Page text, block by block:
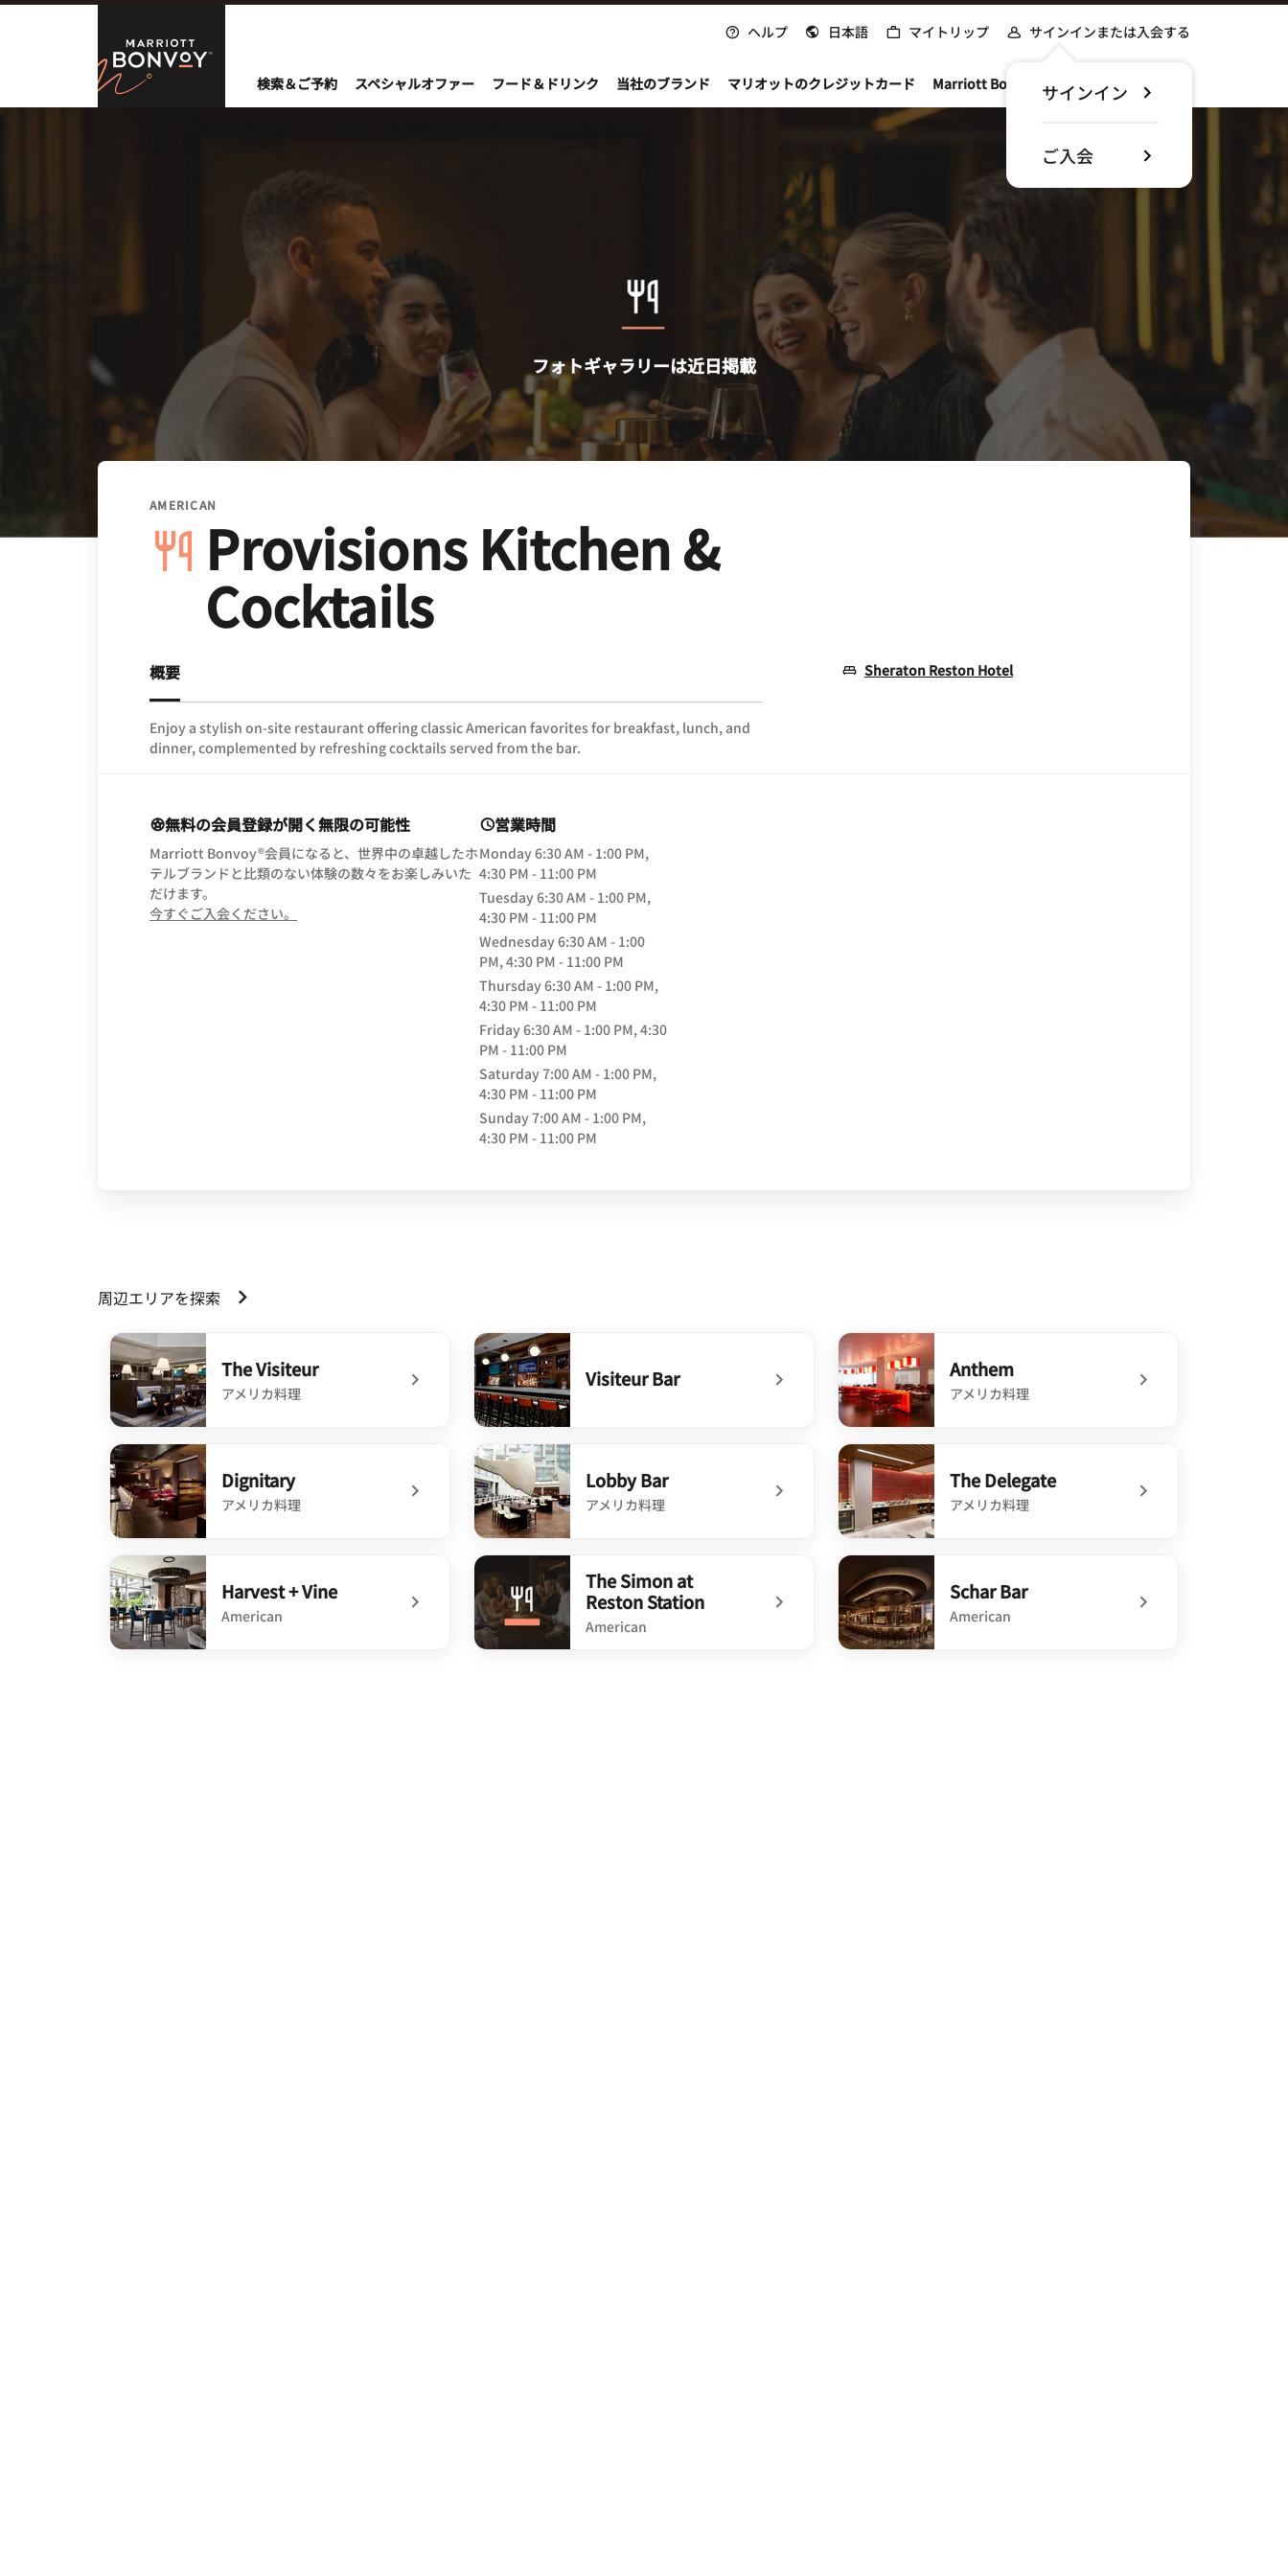
Skip to Content
Marriott Bonvoy
ヘルプ 日本語 マイトリップ サインインまたは入会する
サインイン
ご入会
検索＆ご予約 スペシャルオファー フード＆ドリンク 当社のブランド マリオットのクレジットカード Marriott Bonvoyについて
フォトギャラリーは近日掲載
AMERICAN
Provisions Kitchen &
Cocktails
概要
Enjoy a stylish on‑site restaurant offering classic American favorites for breakfast, lunch, and
dinner, complemented by refreshing cocktails served from the bar.
Sheraton Reston HotelOpens In New Window
無料の会員登録が開く無限の可能性
Marriott Bonvoy®会員になると、世界中の卓越したホ
テルブランドと比類のない体験の数々をお楽しみいた
だけます。
今すぐご入会ください。
営業時間
Monday6:30 AM - 1:00 PM,
4:30 PM - 11:00 PM
Tuesday6:30 AM - 1:00 PM,
4:30 PM - 11:00 PM
Wednesday6:30 AM - 1:00
PM, 4:30 PM - 11:00 PM
Thursday6:30 AM - 1:00 PM,
4:30 PM - 11:00 PM
Friday6:30 AM - 1:00 PM, 4:30
PM - 11:00 PM
Saturday7:00 AM - 1:00 PM,
4:30 PM - 11:00 PM
Sunday7:00 AM - 1:00 PM,
4:30 PM - 11:00 PM
周辺エリアを探索
The Visiteur
アメリカ料理
undefined The Visiteur
Visiteur Bar
undefined Visiteur Bar
Anthem
アメリカ料理
undefined Anthem
Dignitary
アメリカ料理
undefined Dignitary
Lobby Bar
アメリカ料理
undefined Lobby Bar
The Delegate
アメリカ料理
undefined The Delegate
Harvest + Vine
American
The Simon at
Reston Station
American
Schar Bar
American